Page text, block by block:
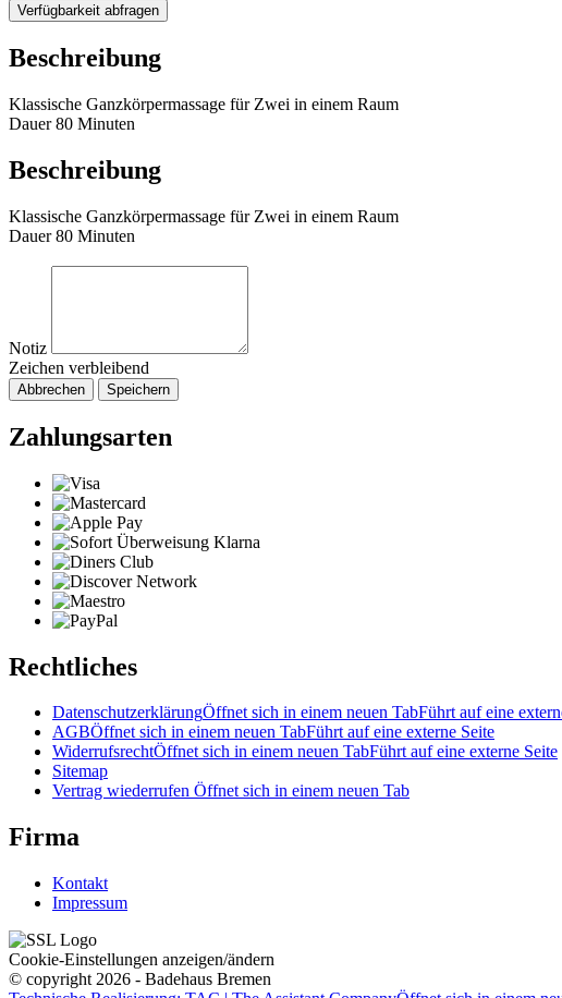
Verfügbarkeit abfragen
Beschreibung
Klassische Ganzkörpermassage für Zwei in einem Raum
Dauer 80 Minuten
Beschreibung
Klassische Ganzkörpermassage für Zwei in einem Raum
Dauer 80 Minuten
Notiz
Zeichen verbleibend
Abbrechen Speichern
Zahlungsarten
Rechtliches
DatenschutzerklärungÖffnet sich in einem neuen TabFührt auf eine
AGBÖffnet sich in einem neuen TabFührt auf eine externe Seite
WiderrufsrechtÖffnet sich in einem neuen TabFührt auf eine externe Seite
Sitemap
Vertrag wiederrufen Öffnet sich in einem neuen Tab
Firma
Kontakt
Impressum
Cookie-Einstellungen anzeigen/ändern
© copyright 2026 - Badehaus Bremen